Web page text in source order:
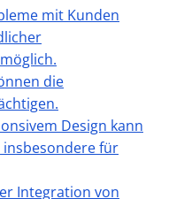
mit Kunden
die
Design kann
für
Integration von